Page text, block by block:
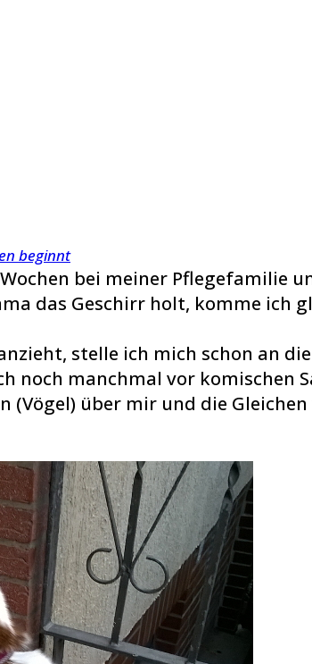
beginnt
bei meiner Pflegefamilie
das Geschirr holt, komme ich
stelle ich mich schon an
noch manchmal vor komischen
(Vögel) über mir und die